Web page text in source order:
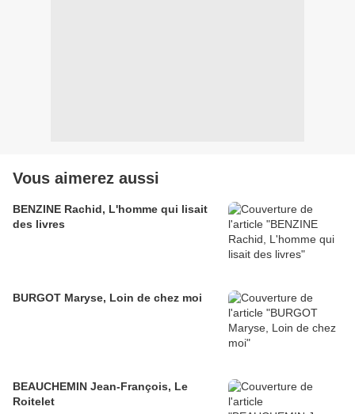
Vous aimerez aussi
BENZINE Rachid, L'homme qui lisait
des livres
BURGOT Maryse, Loin de chez moi
BEAUCHEMIN Jean-François, Le
Roitelet